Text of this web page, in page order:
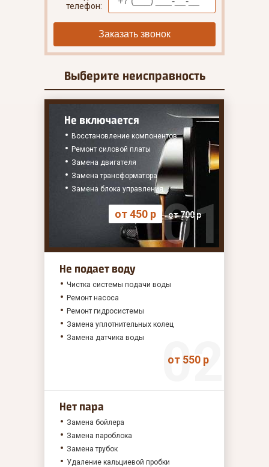
телефон:
Заказать звонок
Выберите неисправность
Не включается
Восстановление компонентов
Ремонт силовой платы
Замена двигателя
Замена трансформатора
Замена блока управления
от 450 р от 700 р
Не подает воду
Чистка системы подачи воды
Ремонт насоса
Ремонт гидросистемы
Замена уплотнительных колец
Замена датчика воды
от 550 р
Нет пара
Замена бойлера
Замена пароблока
Замена трубок
Удаление кальциевой пробки